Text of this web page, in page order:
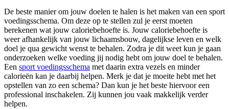
De beste manier om jouw doelen te halen is het maken van een sport
voedingsschema. Om deze op te stellen zul je eerst moeten
berekenen wat jouw caloriebehoefte is. Jouw caloriebehoefte is
weer afhankelijk van jouw lichaamsbouw, dagelijkse leven en welk
doel je qua gewicht wenst te behalen. Zodra je dit weet kun je gaan
onderzoeken welke voeding jij nodig hebt om jouw doel te behalen.
Een sport voedingsschema met daarin extra vezels en minder
calorieën kan je daarbij helpen. Merk je dat je moeite hebt met het
opstellen van zo een schema? Dan kun je het beste hiervoor een
professional inschakelen. Zij kunnen jou vaak makkelijk verder
helpen.